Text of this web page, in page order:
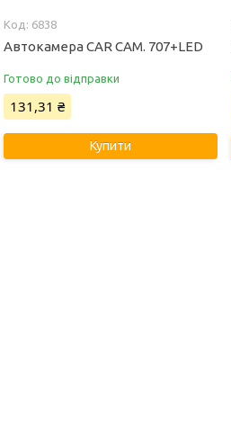
6838
Автокамера CAR CAM. 707+LED
Готово до відправки
131,31 ₴
Купити